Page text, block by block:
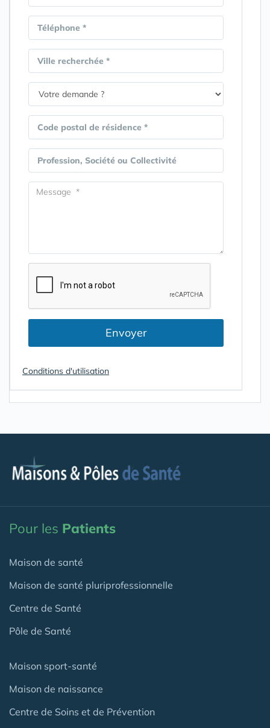
Téléphone *
Ville recherchée *
Code postal de résidence *
Profession, Société ou Collectivité
Envoyer
Conditions d'utilisation
Pour les Patients
Maison de santé
Maison de santé pluriprofessionnelle
Centre de Santé
Pôle de Santé
Maison sport-santé
Maison de naissance
Centre de Soins et de Prévention